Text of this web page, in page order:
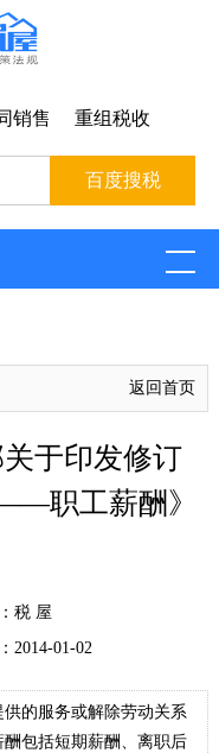
销售 重组税收
返回首页
于印发修订
职工薪酬》
税 屋
2014-01-02
的服务或解除劳动关系
包括短期薪酬、离职后